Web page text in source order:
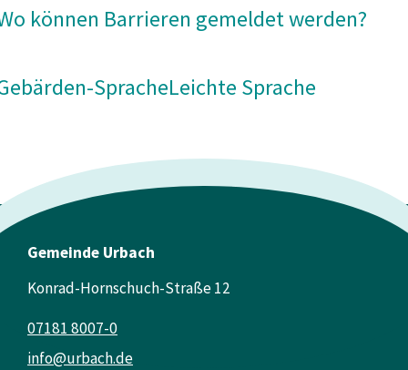
können Barrieren gemeldet werden?
SpracheLeichte Sprache
Gemeinde Urbach
Konrad-Hornschuch-Straße 12
info@urbach.de
07181 8007-0